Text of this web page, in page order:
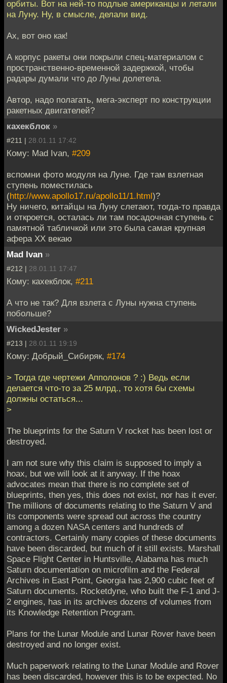
орбиты. Вот на ней-то подлые американцы и летали
на Луну. Ну, в смысле, делали вид.
Ах, вот оно как!
А корпус ракеты они покрыли спец-материалом с
пространственно-временной задержкой, чтобы
радары думали что до Луны долетела.
Автор, надо полагать, мега-эксперт по конструкции
ракетных двигателей?
кахекблок »
#211 | 28.01.11 17:42
Кому: Mad Ivan, #209
вспомни фото модуля на Луне. Где там взлетная
ступень поместилась
(http://www.apollo17.ru/apollo11/1.html)?
Ну ничего, китайцы на Луну слетают, тогда-то правда
и откроется, осталась ли там посадочная ступень с
памятной табличкой или это была самая крупная
афера ХХ векаю
Mad Ivan »
#212 | 28.01.11 17:47
Кому: кахекблок, #211
А что не так? Для взлета с Луны нужна ступень
побольше?
WickedJester »
#213 | 28.01.11 19:19
Кому: Добрый_Сибиряк, #174
> Тогда где чертежи Апполонов ? :) Ведь если
делается что-то за 25 млрд., то хотя бы схемы
должны остаться...
>
The blueprints for the Saturn V rocket has been lost or
destroyed.
I am not sure why this claim is supposed to imply a
hoax, but we will look at it anyway. If the hoax
advocates mean that there is no complete set of
blueprints, then yes, this does not exist, nor has it ever.
The millions of documents relating to the Saturn V and
its components were spread out across the country
among a dozen NASA centers and hundreds of
contractors. Certainly many copies of these documents
have been discarded, but much of it still exists. Marshall
Space Flight Center in Huntsville, Alabama has much
Saturn documentation on microfilm and the Federal
Archives in East Point, Georgia has 2,900 cubic feet of
Saturn documents. Rocketdyne, who built the F-1 and J-
2 engines, has in its archives dozens of volumes from
its Knowledge Retention Program.
Plans for the Lunar Module and Lunar Rover have been
destroyed and no longer exist.
Much paperwork relating to the Lunar Module and Rover
has been discarded, however this is to be expected. No